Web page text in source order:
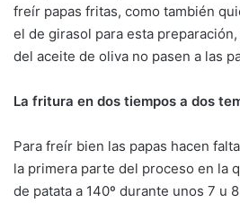
freír papas fritas, como también
el de girasol para esta
del aceite de oliva no pasen a las
La fritura en dos tiempos a dos
Para freír bien las papas hacen
la primera parte del proceso en la
de patata a 140º durante unos 7 u